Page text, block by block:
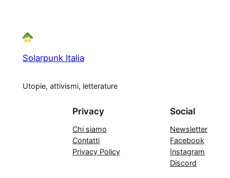
Solarpunk Italia
Utopie, attivismi, letterature
Privacy
Chi siamo
Contatti
Privacy Policy
Social
Newsletter
Facebook
Instagram
Discord